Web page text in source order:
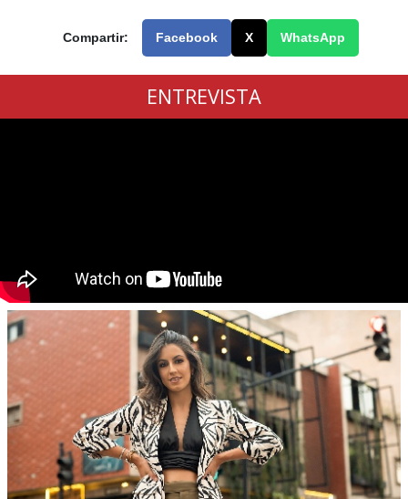
Compartir: Facebook X WhatsApp
ENTREVISTA